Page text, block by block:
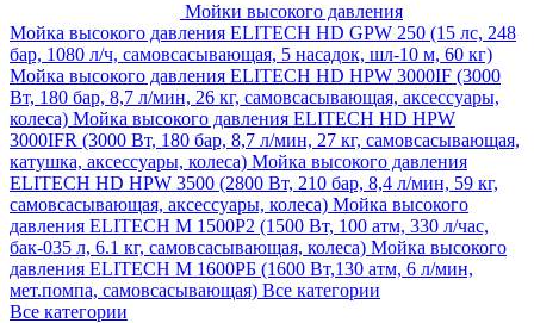
Мойки высокого давления
Мойка высокого давления ELITECH HD GPW 250 (15 лс, 248
бар, 1080 л/ч, самовсасывающая, 5 насадок, шл-10 м, 60 кг)
Мойка высокого давления ELITECH HD HPW 3000IF (3000
Вт, 180 бар, 8,7 л/мин, 26 кг, самовсасывающая, аксессуары,
колеса) Мойка высокого давления ELITECH HD HPW
3000IFR (3000 Вт, 180 бар, 8,7 л/мин, 27 кг, самовсасывающая,
катушка, аксессуары, колеса) Мойка высокого давления
ELITECH HD HPW 3500 (2800 Вт, 210 бар, 8,4 л/мин, 59 кг,
самовсасывающая, аксессуары, колеса) Мойка высокого
давления ELITECH M 1500P2 (1500 Вт, 100 атм, 330 л/час,
бак-035 л, 6.1 кг, самовсасывающая, колеса) Мойка высокого
давления ELITECH М 1600РБ (1600 Вт,130 атм, 6 л/мин,
мет.помпа, самовсасывающая) Все категории
Все категории